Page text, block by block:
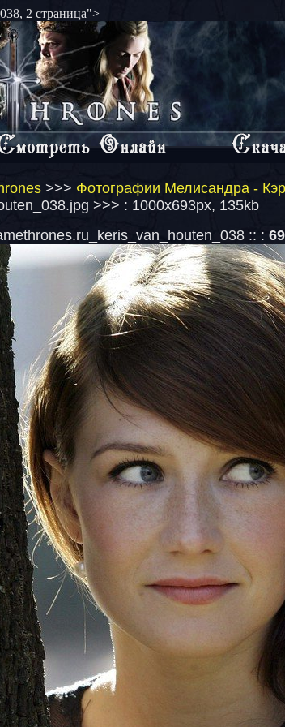
2 страница">
>>> Фотографии Мелисандра -
>>> : 1000x693px, 135kb
:: :